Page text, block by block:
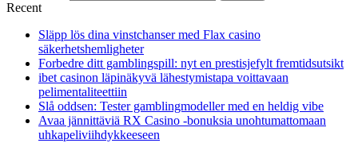
Recent
Släpp lös dina vinstchanser med Flax casino
säkerhetshemligheter
Forbedre ditt gamblingspill: nyt en prestisjefylt fremtidsutsikt
ibet casinon läpinäkyvä lähestymistapa voittavaan
pelimentaliteettiin
Slå oddsen: Tester gamblingmodeller med en heldig vibe
Avaa jännittäviä RX Casino -bonuksia unohtumattomaan
uhkapeliviihdykkeeseen